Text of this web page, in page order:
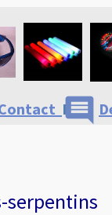
I
comment
serpentins